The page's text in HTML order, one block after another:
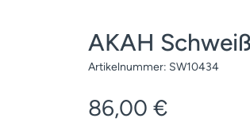
AKAH
Artikelnummer: SW10434
Regulärer Preis:
86,00 €